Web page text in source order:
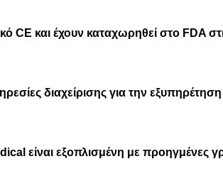
CE και έχουν καταχωρηθεί στο FDA
διαχείρισης για την εξυπηρέτηση
είναι εξοπλισμένη με προηγμένες